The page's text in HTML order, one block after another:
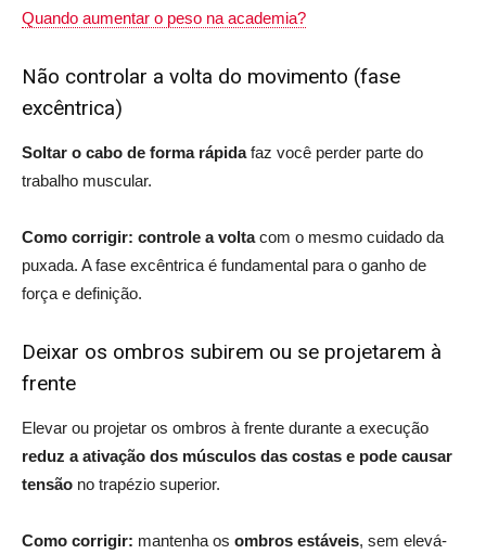
Quando aumentar o peso na academia?
Não controlar a volta do movimento (fase
excêntrica)
Soltar o cabo de forma rápidafaz você perder parte do
trabalho muscular.
Como corrigir: controle a voltacom o mesmo cuidado da
puxada. A fase excêntrica é fundamental para o ganho de
força e definição.
Deixar os ombros subirem ou se projetarem à
frente
Elevar ou projetar os ombros à frente durante a execução
reduz a ativação dos músculos das costas e pode causar
tensão no trapézio superior.
Como corrigir: mantenha os ombros estáveis, sem elevá-